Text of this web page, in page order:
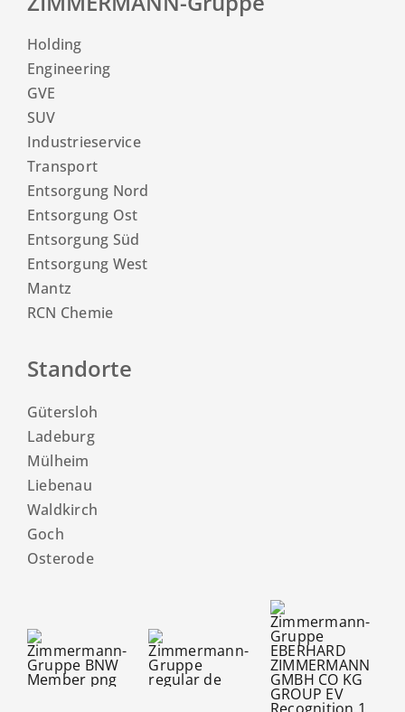
Holding
Engineering
GVE
SUV
Industrieservice
Transport
Entsorgung Nord
Entsorgung Ost
Entsorgung Süd
Entsorgung West
Mantz
RCN Chemie
Standorte
Gütersloh
Ladeburg
Mülheim
Liebenau
Waldkirch
Goch
Osterode